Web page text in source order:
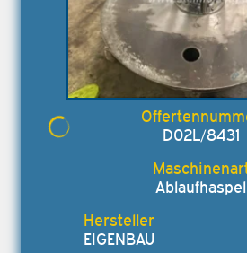
D02L/8431
Ablaufhaspel
EIGENBAU